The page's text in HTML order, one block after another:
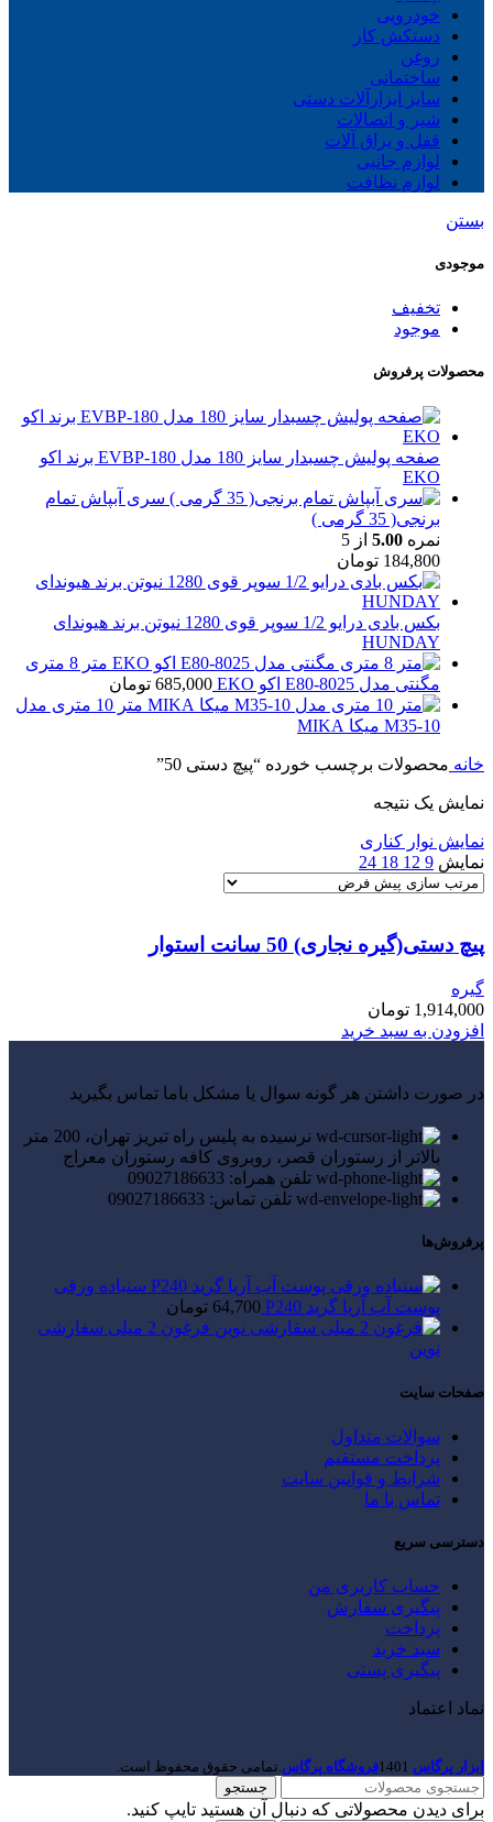
خودرویی
دستکش کار
روغن
ساختمانی
سایز ابزارآلات دستی
شیر و اتصالات
قفل و یراق آلات
لوازم جانبی
لوازم نظافت
بستن
موجودی
تخفیف
موجود
محصولات پرفروش
صفحه پولیش چسبدار سایز 180 مدل EVBP-180 برند اکو
EKO
سری آبپاش تمام
برنجی( 35 گرمی )
نمره 5.00 از 5
184,800 تومان
بکس بادی درایو 1/2 سوپر قوی 1280 نیوتن برند هیوندای
HUNDAY
متر 8 متری
مگنتی مدل E80-8025 اکو EKO
685,000 تومان
متر 10 متری مدل
M35-10 میکا MIKA
خانه محصولات برچسب خورده “پیچ دستی 50”
نمایش یک نتیجه
نمایش نوار کناری
نمایش 9
12
18
24
پیچ دستی(گیره نجاری) 50 سانت استوار
گیره
1,914,000 تومان
افزودن به سبد خرید
در صورت داشتن هر گونه سوال یا مشکل باما تماس بگیرید
نرسیده به پلیس راه تبریز تهران، 200 متر
بالاتر از رستوران قصر، روبروی کافه رستوران معراج
تلفن همراه: 09027186633
تلفن تماس: 09027186633
پرفروش‌ها
سنباده ورقی
پوست آب آریا گرید P240
64,700 تومان
فرغون 2 میلی سفارشی
نوین
صفحات سایت
سوالات متداول
پرداخت مستقیم
شرایط و قوانین سایت
تماس با ما
دسترسی سریع
حساب کاربری من
پیگیری سفارش
پرداخت
سبد خرید
پیگیری پستی
نماد اعتماد
ابزار پرگاس 1401فروشگاه پرگاس.تمامی حقوق محفوظ است.
جستجو
برای دیدن محصولاتی که دنبال آن هستید تایپ کنید.